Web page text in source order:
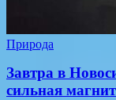
Природа
Завтра в
сильная